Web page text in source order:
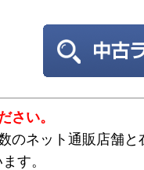
い。
のネット通販店舗
す。